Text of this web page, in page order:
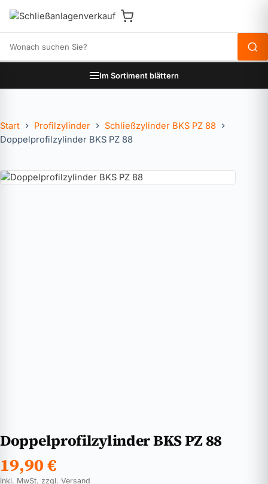
Im Sortiment blättern
Start Profilzylinder
Schließzylinder BKS PZ 88
Doppelprofilzylinder BKS PZ 88
Doppelprofilzylinder BKS PZ 88
19,90€
inkl. MwSt. zzgl. Versand